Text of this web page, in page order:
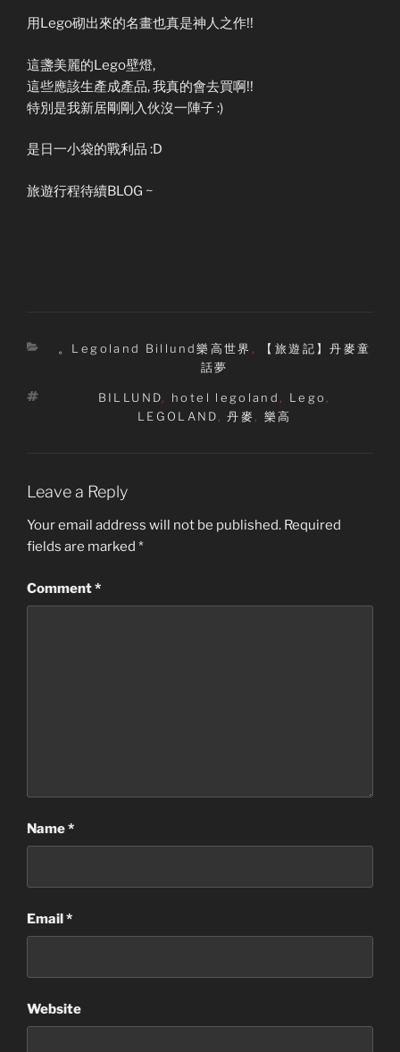
用Lego砌出來的名畫也真是神人之作!!
這盞美麗的Lego壁燈,
這些應該生產成產品, 我真的會去買啊!!
特別是我新居剛剛入伙沒一陣子 :)
是日一小袋的戰利品 :D
旅遊行程待續BLOG ~
Categories
。Legoland Billund樂高世界 ,
【旅遊記】丹麥童
話夢
Tags
BILLUND, hotel legoland , Lego ,
LEGOLAND,丹麥 , 樂高
Leave a Reply
Your email address will not be published. Required
fields are marked *
Comment*
Name*
Email*
Website